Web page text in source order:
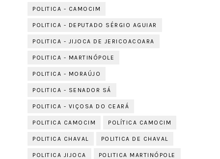
POLITICA - CAMOCIM
POLITICA - DEPUTADO SÉRGIO AGUIAR
POLITICA - JIJOCA DE JERICOACOARA
POLITICA - MARTINÓPOLE
POLITICA - MORAÚJO
POLITICA - SENADOR SÁ
POLITICA - VIÇOSA DO CEARÁ
POLITICA CAMOCIM POLÍTICA CAMOCIM
POLITICA CHAVAL POLITICA DE CHAVAL
POLITICA JIJOCA POLITICA MARTINÓPOLE